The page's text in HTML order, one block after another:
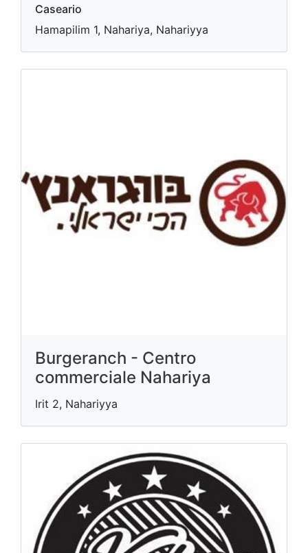
Caseario
Hamapilim 1, Nahariya, Nahariyya
Burgeranch - Centro
commerciale Nahariya
Irit 2, Nahariyya